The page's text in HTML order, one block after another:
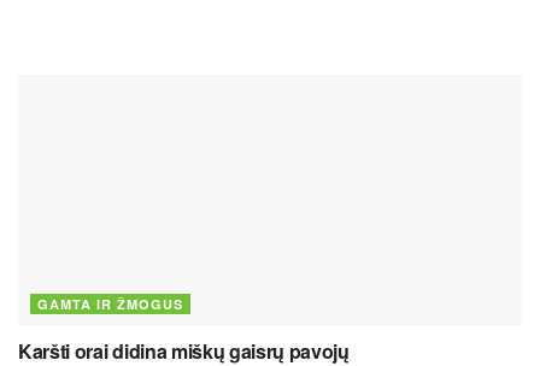
GAMTA IR ŽMOGUS
Karšti orai didina miškų gaisrų pavojų